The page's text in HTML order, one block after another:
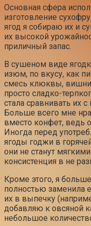
Основная сфера
изготовление
ягод я собираю их и
их высокой
приличный запас.
В сушеном виде
изюм, по вкусу, как
смесь клюквы,
просто сладко-
стала сравнивать их
Больше всего мне
вместо конфет, ведь
Иногда перед
ягоды годжи в
они не станут
консистенция в не
Кроме этого, я
полностью заменила
их в выпечку
добавляю к овсяной
небольшое